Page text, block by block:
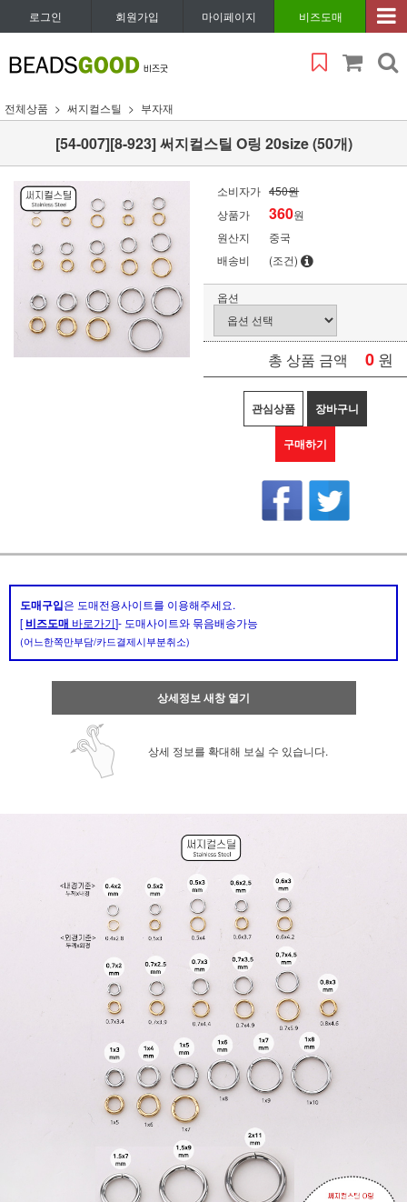
로그인 회원가입 마이페이지 비즈도매
전체상품 써지컬스틸 부자재
[54-007][8-923] 써지컬스틸 O링 20size (50개)
소비자가 450원
상품가
360원
원산지
중국
배송비
(조건)
옵션
총 상품 금액 0 원
관심상품 장바구니
구매하기
도매구입은 도매전용사이트를 이용해주세요.
[ 비즈도매 바로가기]- 도매사이트와 묶음배송가능
(어느한쪽만부담/카드결제시부분취소)
상세정보 새창 열기
상세 정보를 확대해 보실 수 있습니다.